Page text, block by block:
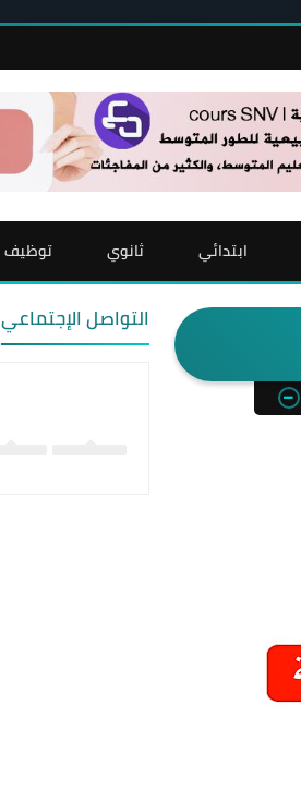
ابتدائي ثانوي توظيف
التواصل الإجتماعي